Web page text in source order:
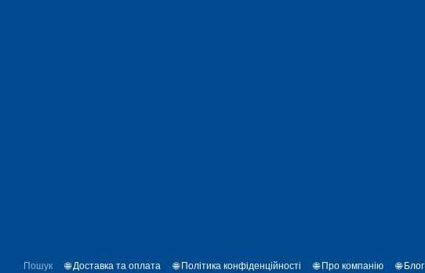
Пошук 🌐 Доставка та оплата 🌐 Політика конфіденційності 🌐 Про компанію
🌐 Блог